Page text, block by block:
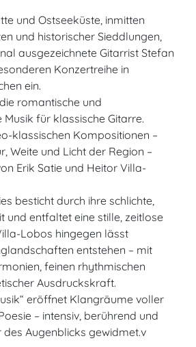
und Ostseeküste, inmitten
und historischer Sieddlungen,
ausgezeichnete Gitarrist Stefan
Konzertreihe in
ein.
romantische und
Musik für klassische Gitarre.
klassischen Kompositionen –
Weite und Licht der Region –
Erik Satie und Heitor Villa-
besticht durch ihre schlichte,
und entfaltet eine stille, zeitlose
Lobos hingegen lässt
entstehen – mit
feinen rhythmischen
Ausdruckskraft.
eröffnet Klangräume voller
– intensiv, berührend und
Augenblicks gewidmet.v